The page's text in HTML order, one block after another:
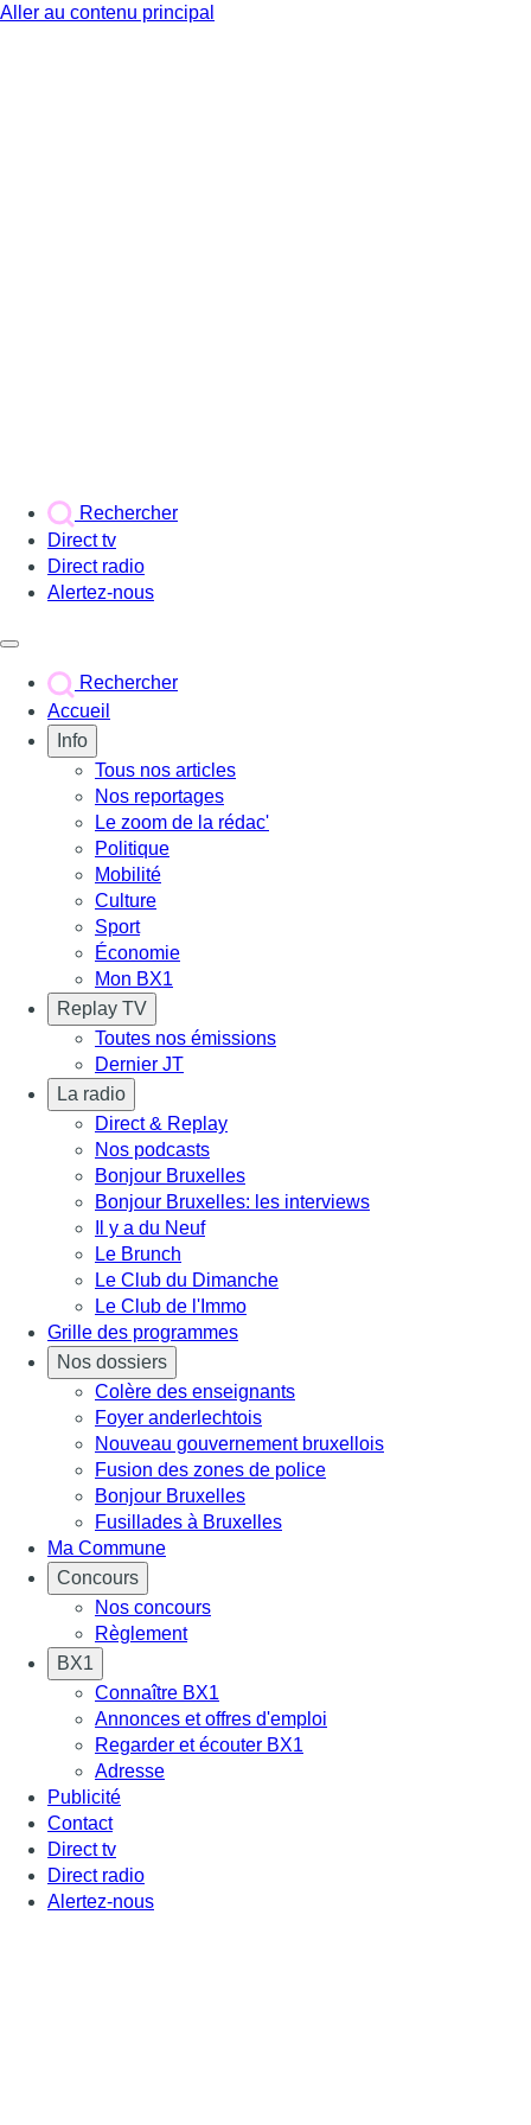
Aller au contenu principal
Rechercher
Direct tv
Direct radio
Alertez-nous
Rechercher
Accueil
Info
Tous nos articles
Nos reportages
Le zoom de la rédac'
Politique
Mobilité
Culture
Sport
Économie
Mon BX1
Replay TV
Toutes nos émissions
Dernier JT
La radio
Direct & Replay
Nos podcasts
Bonjour Bruxelles
Bonjour Bruxelles: les interviews
Il y a du Neuf
Le Brunch
Le Club du Dimanche
Le Club de l'Immo
Grille des programmes
Nos dossiers
Colère des enseignants
Foyer anderlechtois
Nouveau gouvernement bruxellois
Fusion des zones de police
Bonjour Bruxelles
Fusillades à Bruxelles
Ma Commune
Concours
Nos concours
Règlement
BX1
Connaître BX1
Annonces et offres d'emploi
Regarder et écouter BX1
Adresse
Publicité
Contact
Direct tv
Direct radio
Alertez-nous